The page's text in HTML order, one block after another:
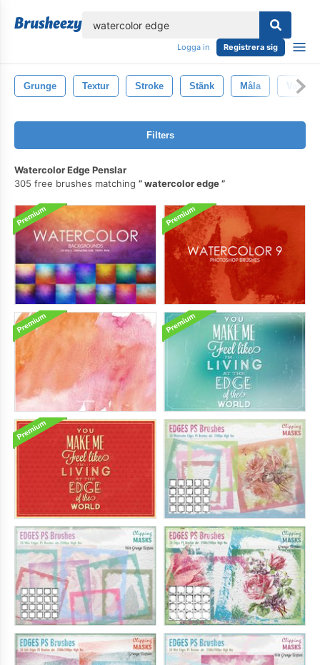
Logga in Registrera sig
Grunge Textur Stroke Stänk Måla
Filters
Watercolor Edge Penslar
305 free brushes matching
watercolor edge